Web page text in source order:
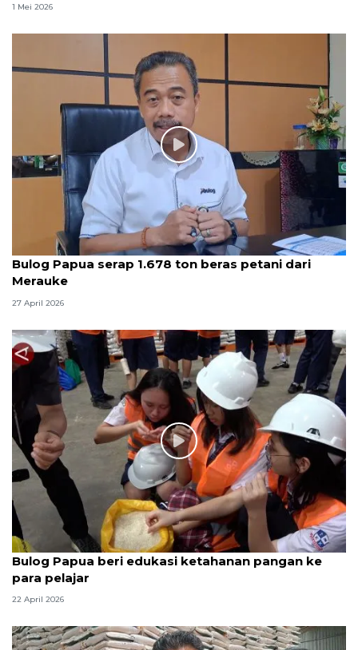
1 Mei 2026
Bulog Papua serap 1.678 ton beras petani dari
Merauke
27 April 2026
Bulog Papua beri edukasi ketahanan pangan ke
para pelajar
22 April 2026